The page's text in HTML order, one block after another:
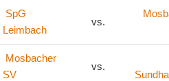
SpG
Leimbach
vs.
Mosbacher
SV
vs.